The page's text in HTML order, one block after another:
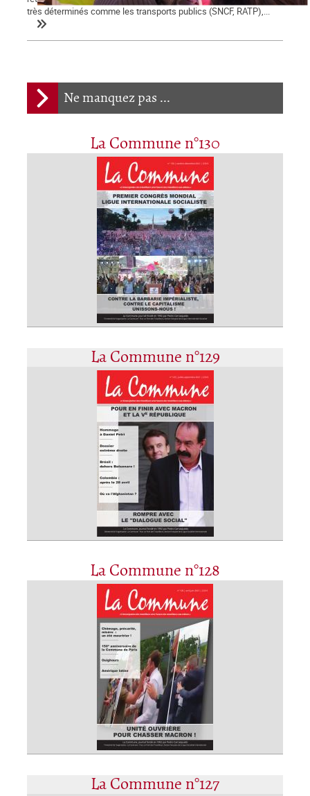
Ne manquez pas ...
La Commune n°130
La Commune n°129
La Commune n°128
La Commune n°127
très déterminés comme les transports publics (SNCF, RATP),...